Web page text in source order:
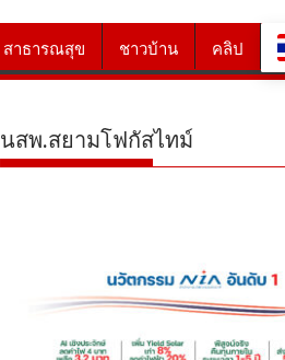
สาธารณสุข ชาวบ้าน คลิป
นสพ.สยามโฟกัสไทม์